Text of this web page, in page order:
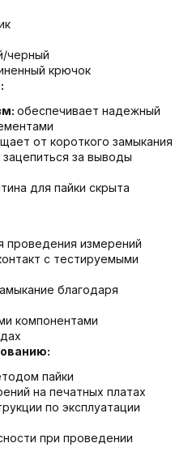
черный
крючок
обеспечивает надежный
от короткого замыкания
зацепиться за выводы
для пайки скрыта
измерений
с тестируемыми
благодаря
компонентами
пайки
на печатных платах
по эксплуатации
при проведении